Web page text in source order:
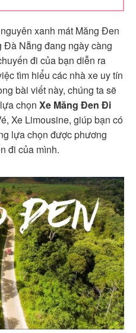
xanh mát Măng Đen
Đà Nẵng đang ngày càng
đi của bạn diễn ra
tìm hiểu các nhà xe uy tín
bài viết này, chúng ta sẽ
chọn Xe Măng Đen Đi
Xe Limousine, giúp bạn có
lựa chọn được phương
đi của mình.